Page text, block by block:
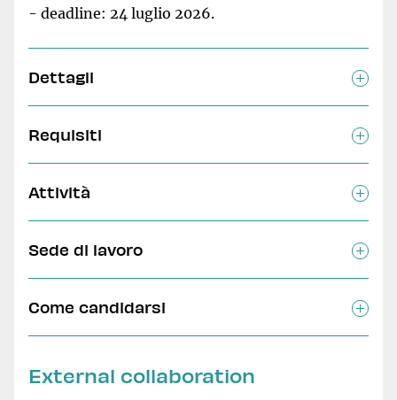
- deadline: 24 luglio 2026.
Dettagli
Requisiti
Attività
Sede di lavoro
Come candidarsi
External collaboration